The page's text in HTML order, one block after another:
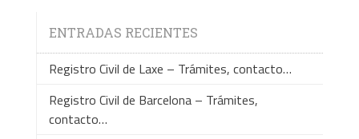
ENTRADAS RECIENTES
Registro Civil de Laxe – Trámites, contacto…
Registro Civil de Barcelona – Trámites,
contacto…